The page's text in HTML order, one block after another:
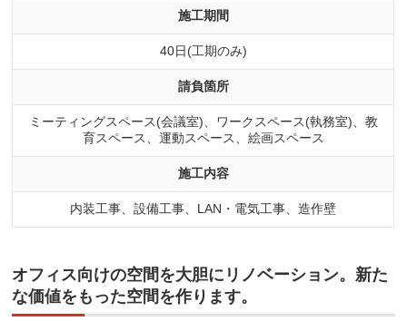
施工期間
40日(工期のみ)
請負箇所
ミーティングスペース(会議室)、ワークスペース(執務室)、教
育スペース、運動スペース、絵画スペース
施工内容
内装工事、設備工事、LAN・電気工事、造作壁
オフィス向けの空間を大胆にリノベーション。新た
な価値をもった空間を作ります。